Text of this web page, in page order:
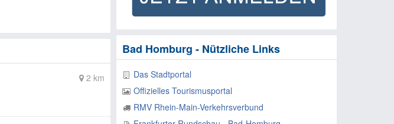
2 km
Bad Homburg - Nützliche Links
Das Stadtportal
Offizielles Tourismusportal
RMV Rhein-Main-Verkehrsverbund